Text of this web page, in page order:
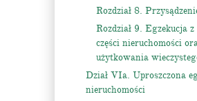
Rozdział 8.
Rozdział 9. Egzekucja z
części nieruchomości
użytkowania
Dział VIa. Uproszczona
nieruchomości